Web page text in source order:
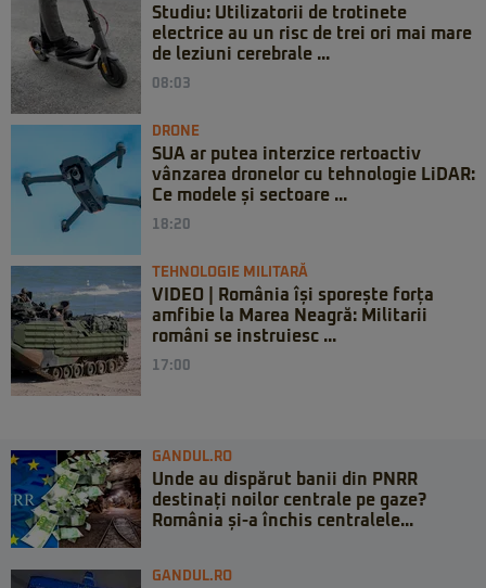
Studiu: Utilizatorii de trotinete
electrice au un risc de trei ori mai mare
de leziuni cerebrale ...
08:03
DRONE
SUA ar putea interzice rertoactiv
vânzarea dronelor cu tehnologie LiDAR:
Ce modele și sectoare ...
18:20
TEHNOLOGIE MILITARĂ
VIDEO | România își sporește forța
amfibie la Marea Neagră: Militarii
români se instruiesc ...
17:00
GANDUL.RO
Unde au dispărut banii din PNRR
destinați noilor centrale pe gaze?
România și-a închis centralele...
GANDUL.RO